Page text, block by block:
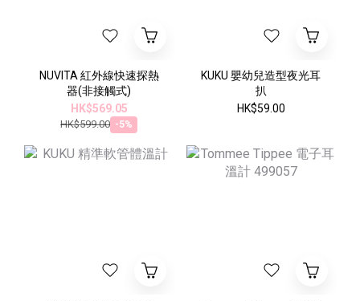
NUVITA 紅外線快速探熱
器(非接觸式)
HK$569.05
HK$599.00 -5%
KUKU 嬰幼兒造型夜光耳
扒
HK$59.00